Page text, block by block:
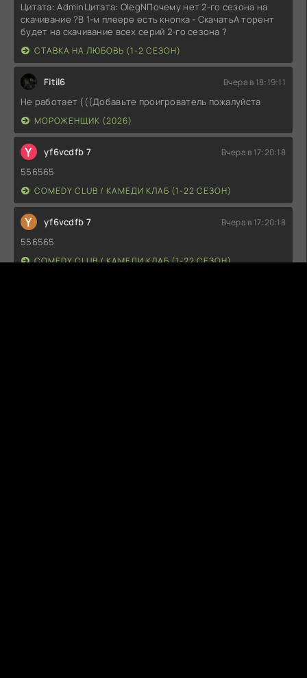
Цитата: AdminЦитата: OlegNПочему нет 2-го сезона на
скачивание ?В 1-м плеере есть кнопка - СкачатьА торент
будет на скачивание всех серий 2-го сезона ?
СТАВКА НА ЛЮБОВЬ (1-2 СЕЗОН)
Fitil6 Вчера в 18:19:11
Не работает (((Добавьте проигрователь пожалуйста
МОРОЖЕНЩИК (2026)
Y yf6vcdfb 7 Вчера в 17:20:18
556565
COMEDY CLUB / КАМЕДИ КЛАБ (1-22 СЕЗОН)
Y yf6vcdfb 7 Вчера в 17:20:18
556565
COMEDY CLUB / КАМЕДИ КЛАБ (1-22 СЕЗОН)